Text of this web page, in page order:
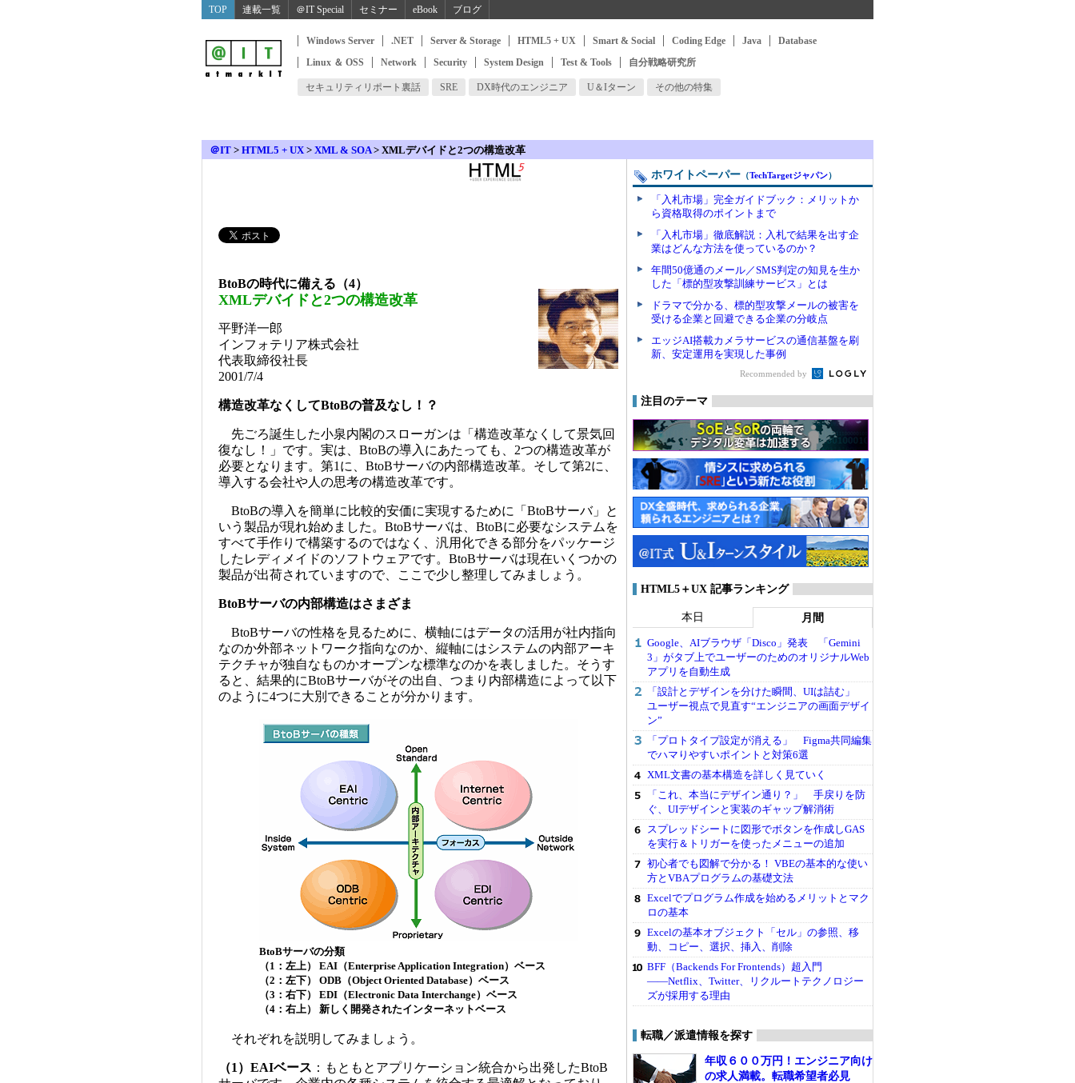
TOP 連載一覧 ＠IT Special セミナー eBook ブログ
Windows Server .NET Server & Storage HTML5 + UX Smart & Social Coding Edge Java
Database
Linux ＆ OSS
Network Security System Design Test & Tools 自分戦略研究所
セキュリティリポート裏話 SRE DX時代のエンジニア U＆Iターン その他の特集
＠IT > HTML5 + UX> XML & SOA> XMLデバイドと2つの構造改革
BtoBの時代に備える（4）
XMLデバイドと2つの構造改革
平野洋一郎
インフォテリア株式会社
代表取締役社長
2001/7/4
構造改革なくしてBtoBの普及なし！？
先ごろ誕生した小泉内閣のスローガンは「構造改革なくして景気回
復なし！」です。実は、BtoBの導入にあたっても、2つの構造改革が
必要となります。第1に、BtoBサーバの内部構造改革。そして第2に、
導入する会社や人の思考の構造改革です。
BtoBの導入を簡単に比較的安価に実現するために「BtoBサーバ」と
いう製品が現れ始めました。BtoBサーバは、BtoBに必要なシステムを
すべて手作りで構築するのではなく、汎用化できる部分をパッケージ
したレディメイドのソフトウェアです。BtoBサーバは現在いくつかの
製品が出荷されていますので、ここで少し整理してみましょう。
BtoBサーバの内部構造はさまざま
BtoBサーバの性格を見るために、横軸にはデータの活用が社内指向
なのか外部ネットワーク指向なのか、縦軸にはシステムの内部アーキ
テクチャが独自なものかオープンな標準なのかを表しました。そうす
ると、結果的にBtoBサーバがその出自、つまり内部構造によって以下
のように4つに大別できることが分かります。
BtoBサーバの分類
（1：左上） EAI（Enterprise Application Integration）ベース
（2：左下） ODB（Object Oriented Database）ベース
（3：右下） EDI（Electronic Data Interchange）ベース
（4：右上） 新しく開発されたインターネットベース
それぞれを説明してみましょう。
（1）EAIベース ：もともとアプリケーション統合から出発したBtoB
ホワイトペーパー （TechTargetジャパン）
「入札市場」完全ガイドブック：メリットか
ら資格取得のポイントまで
「入札市場」徹底解説：入札で結果を出す企
業はどんな方法を使っているのか？
年間50億通のメール／SMS判定の知見を生か
した「標的型攻撃訓練サービス」とは
ドラマで分かる、標的型攻撃メールの被害を
受ける企業と回避できる企業の分岐点
エッジAI搭載カメラサービスの通信基盤を刷
新、安定運用を実現した事例
Recommended by
注目のテーマ
HTML5＋UX 記事ランキング
本日 月間
Google、AIブラウザ「Disco」発表 「Gemini
3」がタブ上でユーザーのためのオリジナルWeb
アプリを自動生成
「設計とデザインを分けた瞬間、UIは詰む」
ユーザー視点で見直す“エンジニアの画面デザイ
ン”
「プロトタイプ設定が消える」 Figma共同編集
でハマりやすいポイントと対策6選
XML文書の基本構造を詳しく見ていく
「これ、本当にデザイン通り？」 手戻りを防
ぐ、UIデザインと実装のギャップ解消術
スプレッドシートに図形でボタンを作成しGAS
を実行＆トリガーを使ったメニューの追加
初心者でも図解で分かる！ VBEの基本的な使い
方とVBAプログラムの基礎文法
Excelでプログラム作成を始めるメリットとマク
ロの基本
Excelの基本オブジェクト「セル」の参照、移
動、コピー、選択、挿入、削除
BFF（Backends For Frontends）超入門
――Netflix、Twitter、リクルートテクノロジー
ズが採用する理由
転職／派遣情報を探す
年収６００万円！エンジニア向け
の求人満載。転職希望者必見